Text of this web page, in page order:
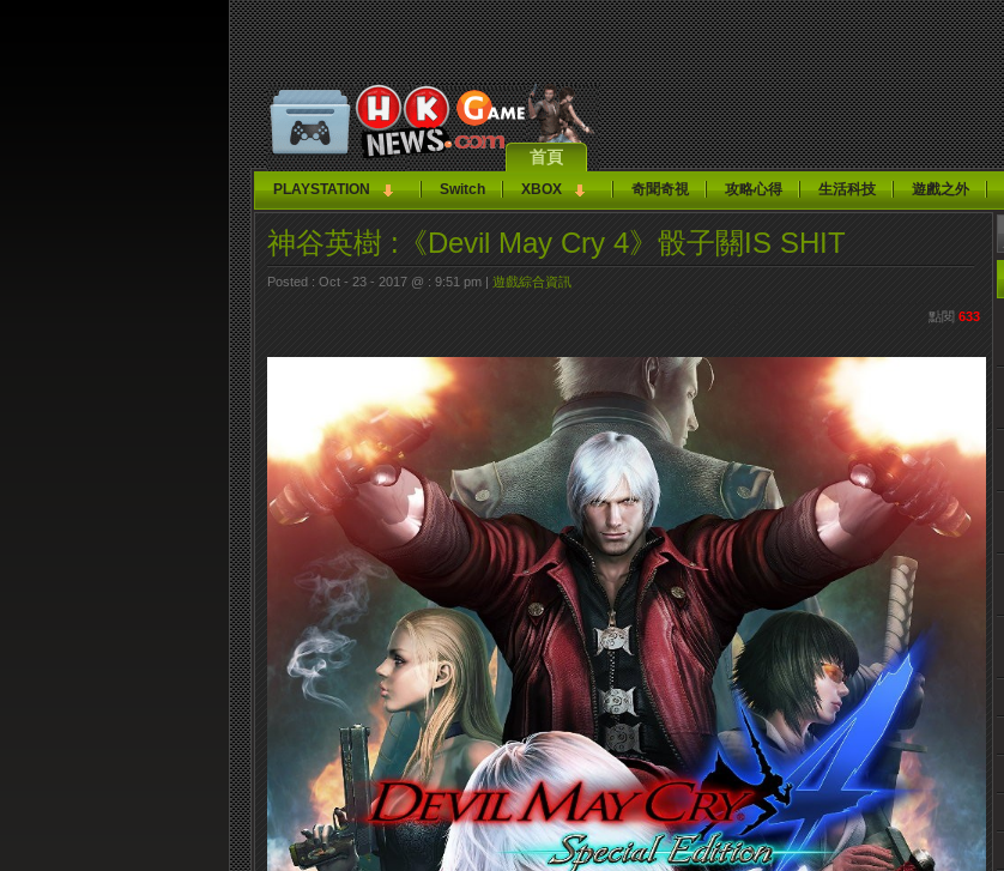
首頁
PLAYSTATION Switch XBOX 奇聞奇視 攻略心得 生活科技 遊戲之外
神谷英樹 :《Devil May Cry 4》骰子關IS SHIT
Posted : Oct - 23 - 2017 @ : 9:51 pm | 遊戲綜合資訊
點閱 633